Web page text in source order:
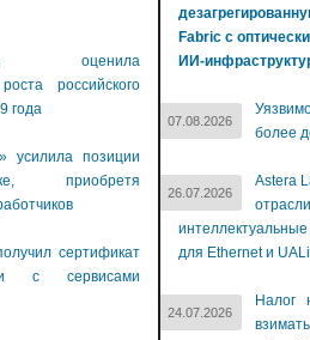
оценила
российского
года
усилила позиции
приобретя
сертификат
с сервисами
Fabric с
ИИ-
07.08.2026
более
26.07.2026
Astera
для Ethernet и
24.07.2026
Налог